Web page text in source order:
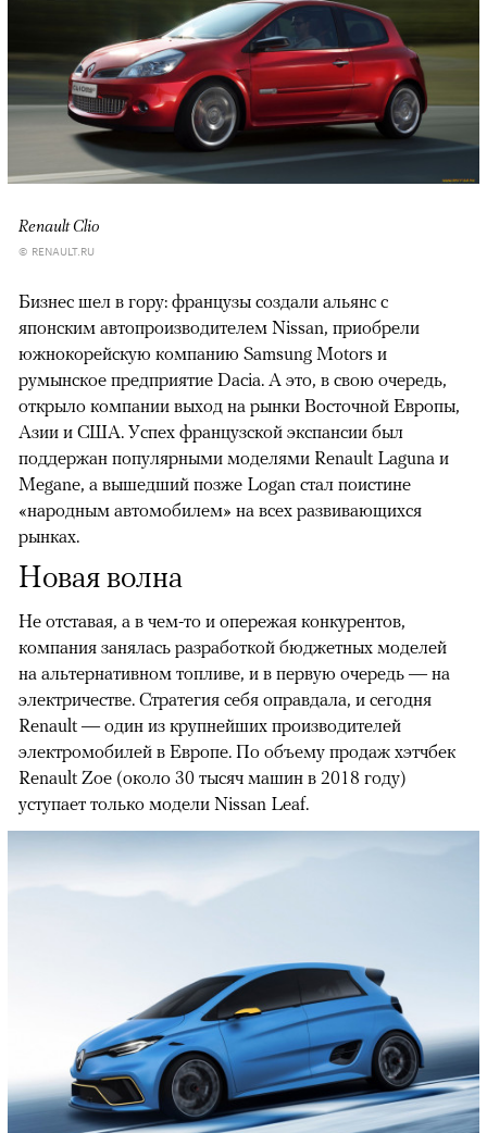
Renault Clio
© RENAULT.RU
Бизнес шел в гору: французы создали альянс с
японским автопроизводителем Nissan, приобрели
южнокорейскую компанию Samsung Motors и
румынское предприятие Dacia. А это, в свою очередь,
открыло компании выход на рынки Восточной Европы,
Азии и США. Успех французской экспансии был
поддержан популярными моделями Renault Laguna и
Megane, а вышедший позже Logan стал поистине
«народным автомобилем» на всех развивающихся
рынках.
Новая волна
Не отставая, а в чем-то и опережая конкурентов,
компания занялась разработкой бюджетных моделей
на альтернативном топливе, и в первую очередь — на
электричестве. Стратегия себя оправдала, и сегодня
Renault — один из крупнейших производителей
электромобилей в Европе. По объему продаж хэтчбек
Renault Zoe (около 30 тысяч машин в 2018 году)
уступает только модели Nissan Leaf.